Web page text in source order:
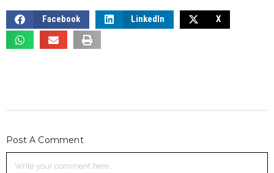
Facebook LinkedIn X
Post A Comment